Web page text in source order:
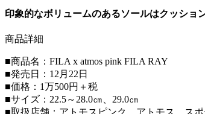
印象的なボリュームのあるソールはクッショ
商品詳細
■商品名：FILA x atmos pink FILA RAY
■発売日：12月22日
■価格：1万500円＋税
■サイズ：22.5～28.0㎝、29.0㎝